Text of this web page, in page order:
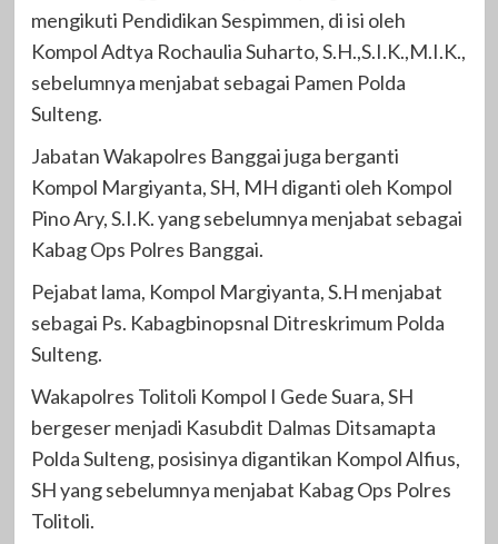
mengikuti Pendidikan Sespimmen, di isi oleh
Kompol Adtya Rochaulia Suharto, S.H.,S.I.K.,M.I.K.,
sebelumnya menjabat sebagai Pamen Polda
Sulteng.
Jabatan Wakapolres Banggai juga berganti
Kompol Margiyanta, SH, MH diganti oleh Kompol
Pino Ary, S.I.K. yang sebelumnya menjabat sebagai
Kabag Ops Polres Banggai.
Pejabat lama, Kompol Margiyanta, S.H menjabat
sebagai Ps. Kabagbinopsnal Ditreskrimum Polda
Sulteng.
Wakapolres Tolitoli Kompol I Gede Suara, SH
bergeser menjadi Kasubdit Dalmas Ditsamapta
Polda Sulteng, posisinya digantikan Kompol Alfius,
SH yang sebelumnya menjabat Kabag Ops Polres
Tolitoli.